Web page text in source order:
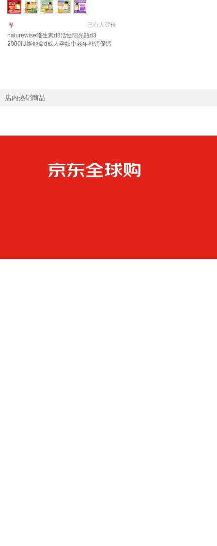
已有人评价
￥
naturewise维生素d3活性阳光瓶d3
2000IU维他命d成人孕妇中老年补钙促钙
店内热销商品